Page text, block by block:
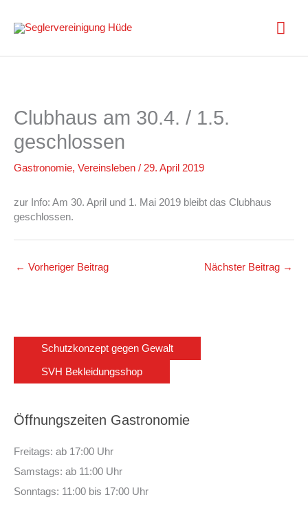
Inhalt
springen
Clubhaus am 30.4. / 1.5.
geschlossen
Gastronomie, Vereinsleben / 29. April 2019
zur Info: Am 30. April und 1. Mai 2019 bleibt das Clubhaus
geschlossen.
← Vorheriger Beitrag Nächster Beitrag →
Schutzkonzept gegen Gewalt
SVH Bekleidungsshop
Öffnungszeiten Gastronomie
Freitags: ab 17:00 Uhr
Samstags: ab 11:00 Uhr
Sonntags: 11:00 bis 17:00 Uhr